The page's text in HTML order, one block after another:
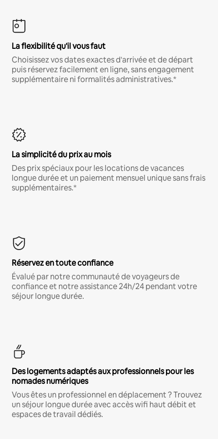
La flexibilité qu'il vous faut
Choisissez vos dates exactes d'arrivée et de départ
puis réservez facilement en ligne, sans engagement
supplémentaire ni formalités administratives.*
La simplicité du prix au mois
Des prix spéciaux pour les locations de vacances
longue durée et un paiement mensuel unique sans frais
supplémentaires.*
Réservez en toute confiance
Évalué par notre communauté de voyageurs de
confiance et notre assistance 24h/24 pendant votre
séjour longue durée.
Des logements adaptés aux professionnels pour les
nomades numériques
Vous êtes un professionnel en déplacement ? Trouvez
un séjour longue durée avec accès wifi haut débit et
espaces de travail dédiés.